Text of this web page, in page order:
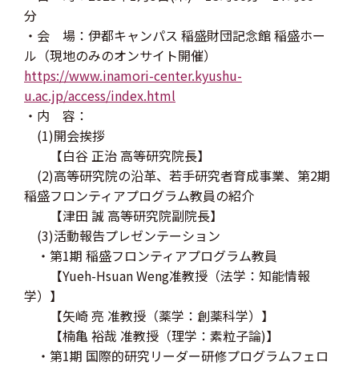
分
・会 場：伊都キャンパス 稲盛財団記念館 稲盛ホー
ル（現地のみのオンサイト開催）
https://www.inamori-center.kyushu-
u.ac.jp/access/index.html
・内 容：
(1)開会挨拶
【白谷 正治 高等研究院長】
(2)高等研究院の沿革、若手研究者育成事業、第2期
稲盛フロンティアプログラム教員の紹介
【津田 誠 高等研究院副院長】
(3)活動報告プレゼンテーション
・第1期 稲盛フロンティアプログラム教員
【Yueh-Hsuan Weng准教授（法学：知能情報
学）】
【矢崎 亮 准教授（薬学：創薬科学）】
【楠亀 裕哉 准教授（理学：素粒子論)】
・第1期 国際的研究リーダー研修プログラムフェロ